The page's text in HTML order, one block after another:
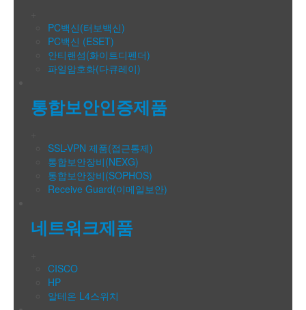
PC백신(터보백신)
PC백신 (ESET)
안티랜섬(화이트디펜더)
파일암호화(다큐레이)
통합보안인증제품
SSL-VPN 제품(접근통제)
통합보안장비(NEXG)
통합보안장비(SOPHOS)
Receive Guard(이메일보안)
네트워크제품
CISCO
HP
알테온 L4스위치